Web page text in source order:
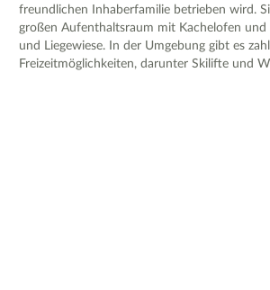
freundlichen Inhaberfamilie betrieben wird.
großen Aufenthaltsraum mit Kachelofen und
und Liegewiese. In der Umgebung gibt es
Freizeitmöglichkeiten, darunter Skilifte und